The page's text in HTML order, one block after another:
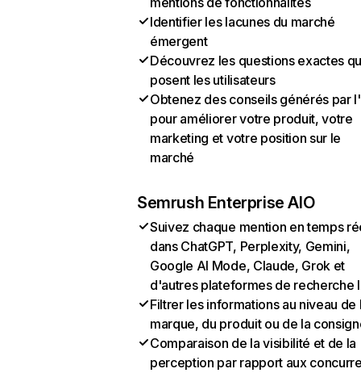
Identifier les lacunes du marché
émergent
Découvrez les questions exactes
posent les utilisateurs
Obtenez des conseils générés par
pour améliorer votre produit, votre
marketing et votre position sur le
marché
Semrush Enterprise AIO
Suivez chaque mention en temps
dans ChatGPT, Perplexity, Gemini,
Google AI Mode, Claude, Grok et
d'autres plateformes de recherche
Filtrer les informations au niveau de
marque, du produit ou de la
Comparaison de la visibilité et de la
perception par rapport aux